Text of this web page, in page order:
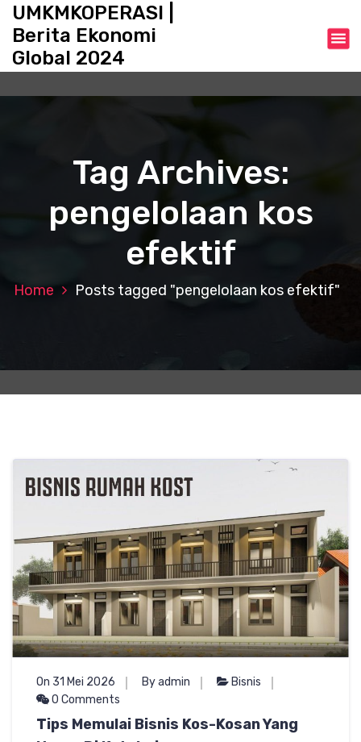
o
UMKMKOPERASI |
Berita Ekonomi
Global 2024
Tag Archives:
pengelolaan kos
efektif
Home Posts tagged "pengelolaan kos efektif"
On 31 Mei 2026 By admin
Bisnis
0 Comments
Tips Memulai Bisnis Kos-Kosan Yang